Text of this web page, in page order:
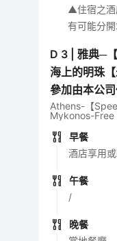
▲住宿之酒
有可能分
D 3 |雅典─
海上的明珠
參加由本公
Athens-【
Mykonos-
早餐
酒店享用
午餐
/
晚餐